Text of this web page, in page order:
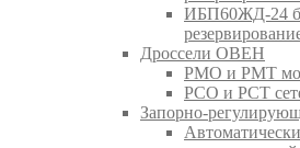
ИБП60ЖД-24
Дроссели ОВЕН
РМО и РМТ
РСО и РСТ
Запорно-